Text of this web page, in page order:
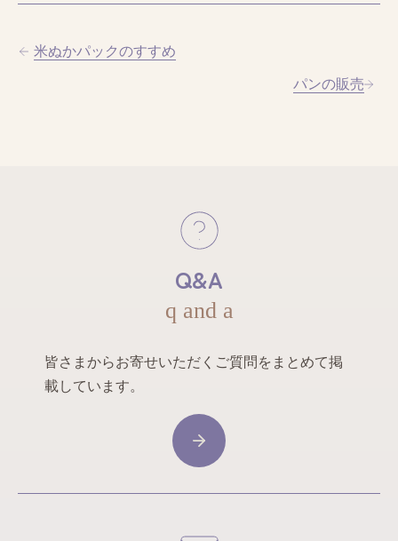
米ぬかパックのすすめ
パンの販売
Q&A
q and a
皆さまからお寄せいただくご質問をまとめて掲
載しています。